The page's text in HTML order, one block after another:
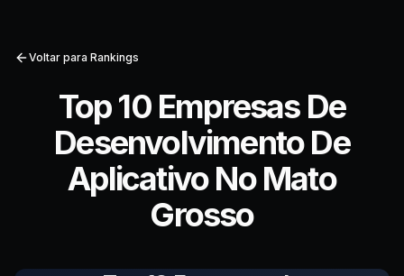
Voltar para Rankings
Top 10 Empresas De
Desenvolvimento De
Aplicativo No Mato
Grosso